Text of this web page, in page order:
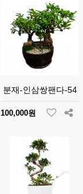
분재-인삼쌍팬다-54
100,000원